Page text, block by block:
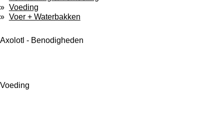
Voeding
Voer + Waterbakken
Axolotl - Benodigheden
Voeding